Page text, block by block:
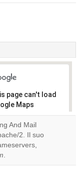
page can't load
Maps
you
this
And Mail
2. Il suo
.